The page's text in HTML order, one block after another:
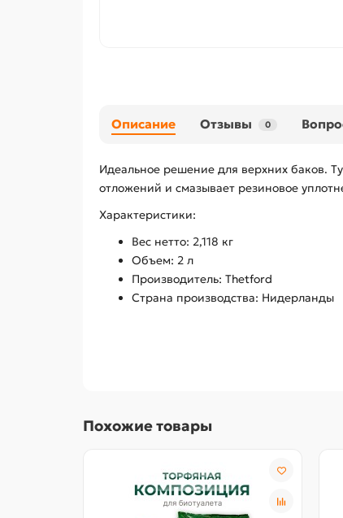
Описание Отзывы 0
Идеальное решение для верхних баков.
отложений и смазывает резиновое
Характеристики:
Вес нетто: 2,118 кг
Объем: 2 л
Производитель: Thetford
Страна производства: Нидерланды
Похожие товары